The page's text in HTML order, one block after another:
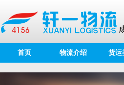
首页 物流介绍 货运